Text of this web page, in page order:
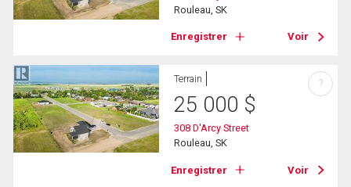
Rouleau, SK
Enregistrer Voir
Terrain
25 000 $
308 D'Arcy Street
Rouleau, SK
Enregistrer Voir
?